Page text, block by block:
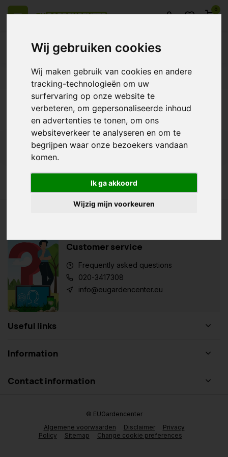
Wij gebruiken cookies
Wij maken gebruik van cookies en andere
tracking-technologieën om uw
surfervaring op onze website te
verbeteren, om gepersonaliseerde inhoud
en advertenties te tonen, om ons
websiteverkeer te analyseren en om te
begrijpen waar onze bezoekers vandaan
komen.
Ik ga akkoord
Wijzig mijn voorkeuren
0
Europe 14 Days return policy Best customer service
Back
Products tagged with ggt
Customer service
Frequently asked questions
020-3417308
info@eugardencenter.eu
Useful links
Information
Contact information
Algemene voorwaarden Disclaimer
Privacy
Policy
Sitemap Change cookie preferences
© EUGardencenter